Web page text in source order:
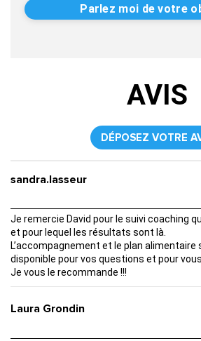
AVIS
DÉPOSEZ VOTRE
sandra.lasseur
Je remercie David pour le suivi coaching
et pour lequel les résultats sont là.
L’accompagnement et le plan alimentaire
disponible pour vos questions et pour
Je vous le recommande !!!
Laura Grondin
Parlez moi de votre